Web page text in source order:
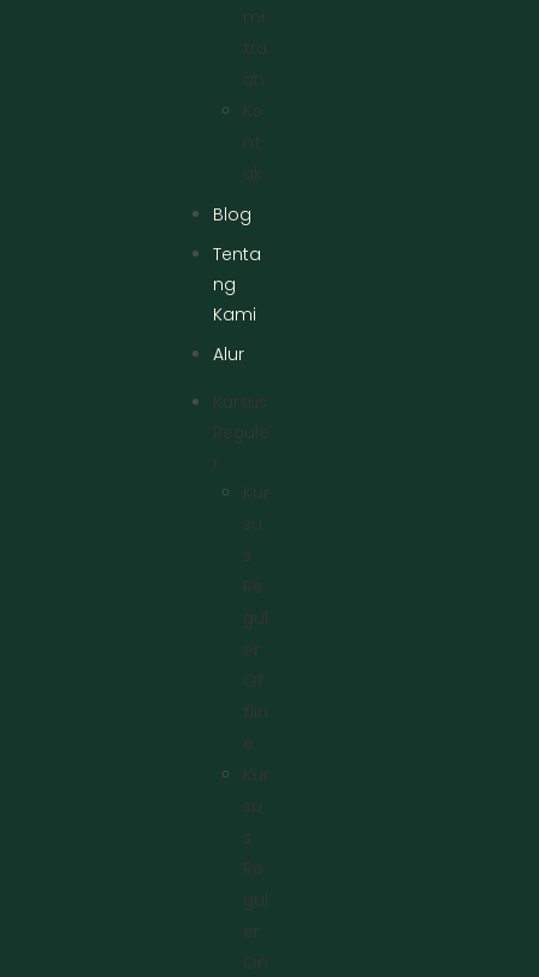
Mi
Tra
An
Ko
Nt
Ak
Blog
Tenta
ng
Kami
Alur
Kursus
Regule
R
Kur
Su
S
Re
Gul
Er
Of
Flin
E
Kur
Su
S
Re
Gul
Er
On